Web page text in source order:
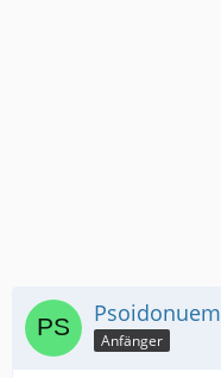
Psoidonuem
Anfänger